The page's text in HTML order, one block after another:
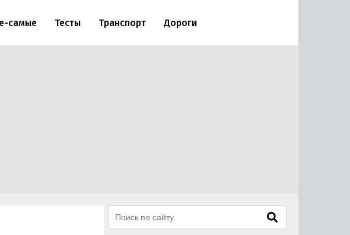
самые Тесты Транспорт Дороги